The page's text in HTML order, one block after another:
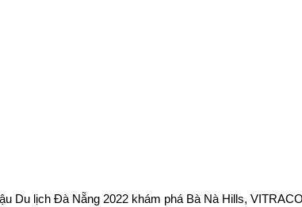
Du lịch Đà Nẵng 2022 khám phá Bà Nà Hills,